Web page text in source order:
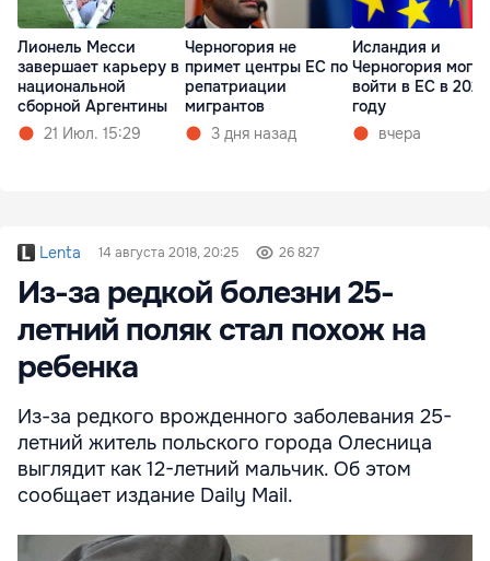
Лионель Месси
завершает карьеру в
национальной
сборной Аргентины
21 Июл. 15:29
Черногория не
примет центры ЕС по
репатриации
мигрантов
3 дня назад
Исландия и
Черногория могут
войти в ЕС в 2028
году
вчера
Lenta 14 августа 2018, 20:25 26 827
Из-за редкой болезни 25-
летний поляк стал похож на
ребенка
Из-за редкого врожденного заболевания 25-
летний житель польского города Олесница
выглядит как 12-летний мальчик. Об этом
сообщает издание Daily Mail.